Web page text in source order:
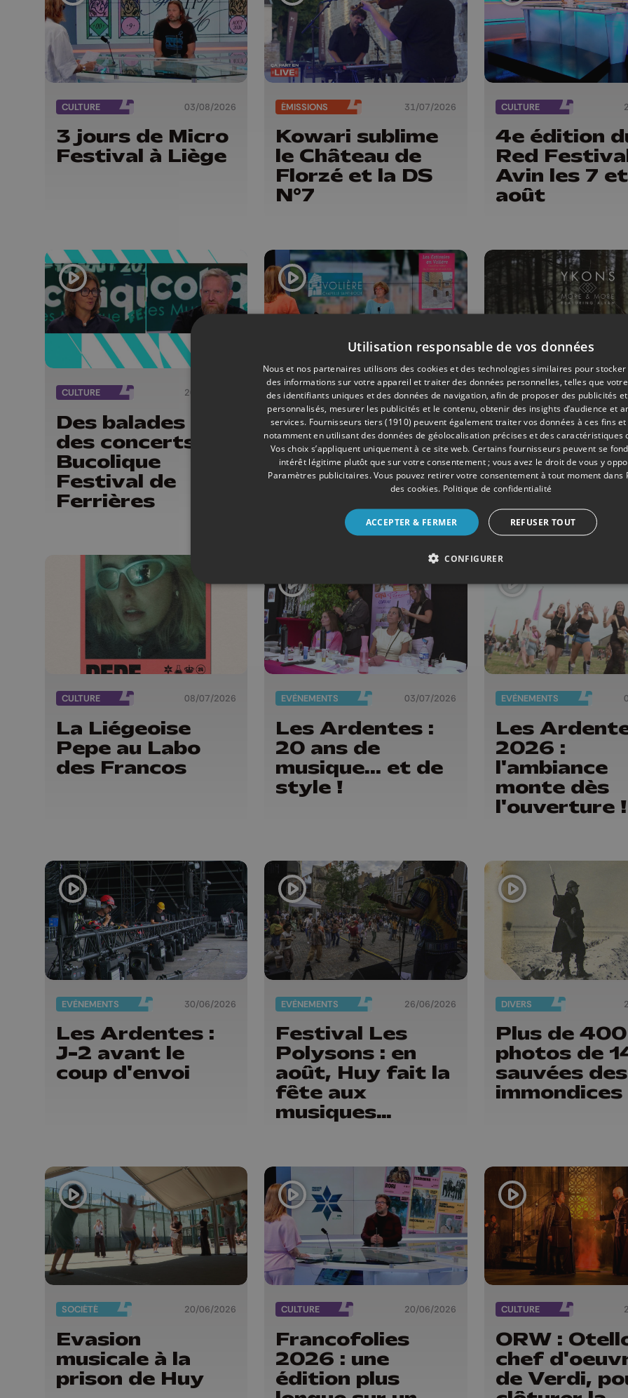
CULTURE 03/08/2026
3 jours de Micro
Festival à Liège
ÉMISSIONS 31/07/2026
Kowari sublime
le Château de
Florzé et la DS
N°7
CULTURE
4e édition
Red
Avin les 7
août
CULTURE 20/07/2026
Des balades et
des concerts au
Bucolique
Festival de
Ferrières
CULTURE 08/07/2026
Les Estivales en
Volière : du 11
juillet au 16 août
CULTURE
Alyah
Ykons pour
titre "More
more"
CULTURE 08/07/2026
La Liégeoise
Pepe au Labo
des Francos
EVÈNEMENTS 03/07/2026
Les Ardentes :
20 ans de
musique... et de
style !
EVÈNEMENTS
Les
2026 :
l'ambiance
monte dès
l'ouverture !
EVÈNEMENTS 30/06/2026
Les Ardentes :
J-2 avant le
coup d'envoi
EVÈNEMENTS 26/06/2026
Festival Les
Polysons : en
août, Huy fait la
fête aux
musiques
DIVERS
Plus de 400
photos de
sauvées des
immondices
SOCIÉTÉ 20/06/2026
Evasion
musicale à la
prison de Huy
CULTURE 20/06/2026
Francofolies
2026 : une
édition plus
CULTURE
ORW :
chef
de Verdi,
Utilisation responsable de vos données
Nous et nos partenaires utilisons des cookies et des technologies similaires pour
des informations sur votre appareil et traiter des données personnelles, telles que votre
des identifiants uniques et des données de navigation, afin de proposer des publicités
personnalisés, mesurer les publicités et le contenu, obtenir des insights d’audience et
services. Fournisseurs tiers (1910) peuvent également traiter vos données à ces fins et
notamment en utilisant des données de géolocalisation précises et des caractéristiques
Vos choix s’appliquent uniquement à ce site web. Certains fournisseurs peuvent se
intérêt légitime plutôt que sur votre consentement ; vous avez le droit de vous y
Paramètres publicitaires. Vous pouvez retirer votre consentement à tout moment dans
des cookies. Politique de confidentialité
ACCEPTER & FERMER REFUSER TOUT
CONFIGURER